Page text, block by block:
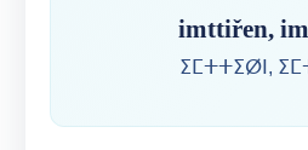
imttiřen,
ⵉⵎⵜⵜⵉⵁⵏ,